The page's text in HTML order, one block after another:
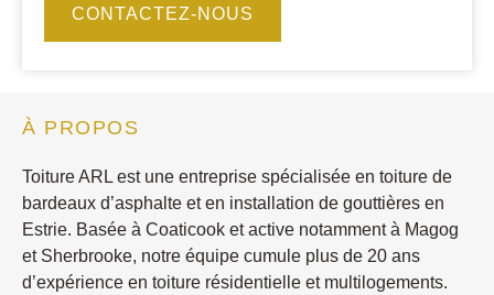
CONTACTEZ-NOUS
À PROPOS
Toiture ARL est une entreprise spécialisée en toiture de
bardeaux d’asphalte et en installation de gouttières en
Estrie. Basée à Coaticook et active notamment à Magog
et Sherbrooke, notre équipe cumule plus de 20 ans
d’expérience en toiture résidentielle et multilogements.